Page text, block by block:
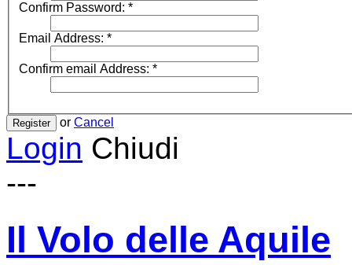
Confirm Password: *
Email Address: *
Confirm email Address: *
Register or Cancel
Login Chiudi
---
Il Volo delle Aquile